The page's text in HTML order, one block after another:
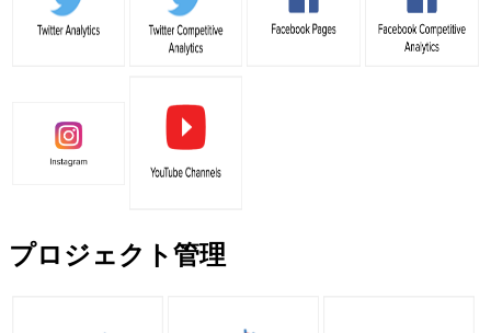
プロジェクト管理